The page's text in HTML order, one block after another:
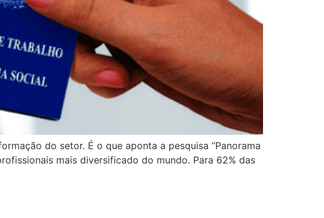
do setor. É o que aponta a pesquisa “Panorama
mais diversificado do mundo. Para 62% das